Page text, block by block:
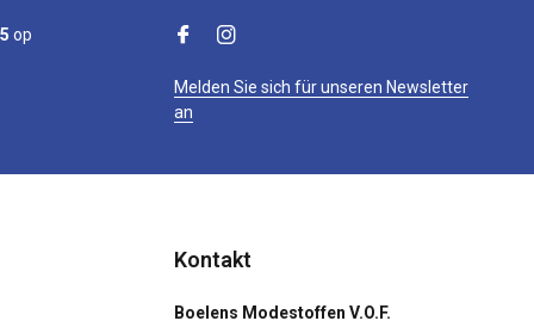
op
Melden Sie sich für unseren Newsletter
an
Kontakt
Boelens Modestoffen V.O.F.